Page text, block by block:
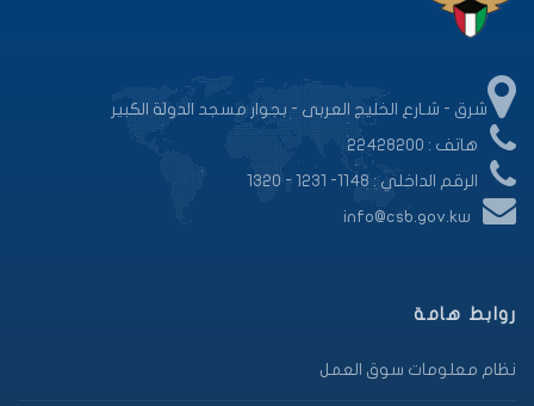
شرق - شـارع الخليج العربى - بجوار مسجد الدولة الكبير
هاتف : 22428200
الرقم الداخلي : 1148- 1231 - 1320
info@csb.gov.kw
روابط هامة
نظام معلومات سوق العمل